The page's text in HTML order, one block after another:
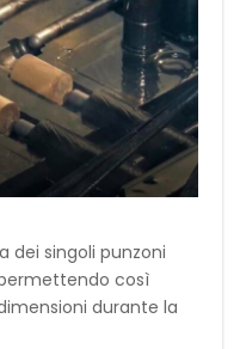
dei singoli punzoni
così
durante la